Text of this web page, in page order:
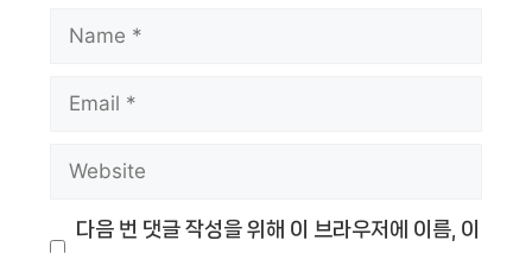
Name
Email
Website
다음 번 댓글 작성을 위해 이 브라우저에 이름, 이